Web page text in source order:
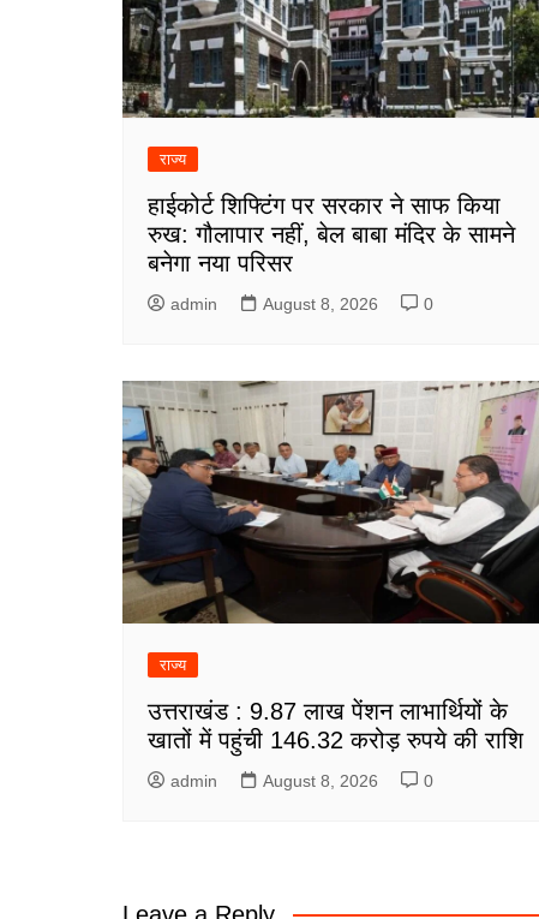
राज्य
हाईकोर्ट शिफ्टिंग पर सरकार ने साफ किया
रुख: गौलापार नहीं, बेल बाबा मंदिर के सामने
बनेगा नया परिसर
admin August 8, 2026 0
राज्य
उत्तराखंड : 9.87 लाख पेंशन लाभार्थियों के
खातों में पहुंची 146.32 करोड़ रुपये की राशि
admin August 8, 2026 0